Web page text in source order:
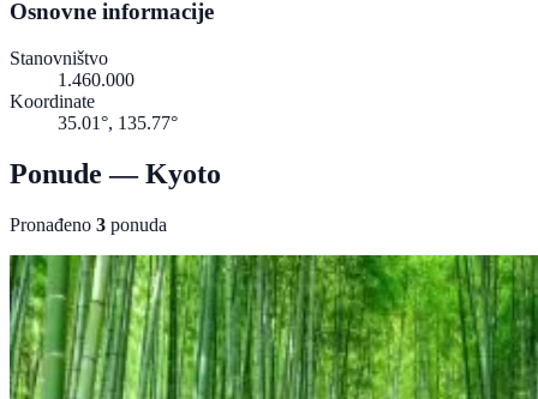
Osnovne informacije
Stanovništvo
1.460.000
Koordinate
35.01°, 135.77°
Ponude — Kyoto
Pronađeno 3 ponuda